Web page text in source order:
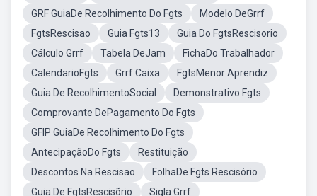
GRF GuiaDe Recolhimento Do Fgts
Modelo DeGrrf
FgtsRescisao
Guia Fgts13
Guia Do FgtsRescisorio
Cálculo Grrf
Tabela DeJam
FichaDo Trabalhador
CalendarioFgts
Grrf Caixa
FgtsMenor Aprendiz
Guia De RecolhimentoSocial
Demonstrativo Fgts
Comprovante DePagamento Do Fgts
GFIP GuiaDe Recolhimento Do Fgts
AntecipaçãoDo Fgts
Restituição
Descontos Na Rescisao
FolhaDe Fgts Rescisório
Guia De FgtsRescisõrio
Sigla Grrf